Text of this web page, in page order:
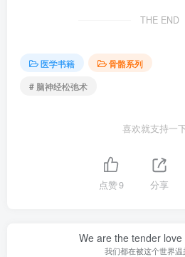
THE END
医学书籍
骨骼系列
# 脑神经松弛术
喜欢就支持一
点赞9 分享
We are the tender
我们都在被这个世界